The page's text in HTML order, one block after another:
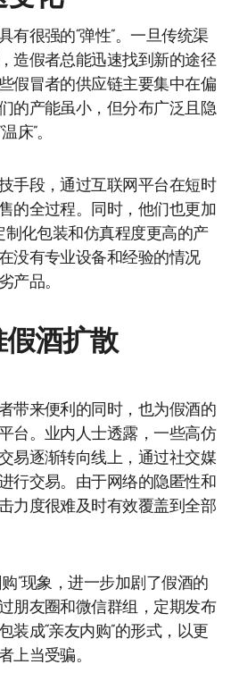
有很强的“弹性”。一旦传统渠
造假者总能迅速找到新的途径
假冒者的供应链主要集中在偏
的产能虽小，但分布广泛且隐
床”。
手段，通过互联网平台在短时
的全过程。同时，他们也更加
制化包装和仿真程度更高的产
没有专业设备和经验的情况
产品。
假酒扩散
带来便利的同时，也为假酒的
台。业内人士透露，一些高仿
易逐渐转向线上，通过社交媒
行交易。由于网络的隐匿性和
力度很难及时有效覆盖到全部
”现象，进一步加剧了假酒的
朋友圈和微信群组，定期发布
装成“亲友内购”的形式，以更
上当受骗。